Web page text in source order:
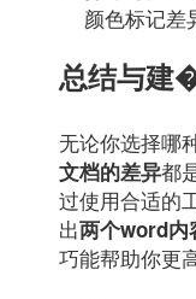
颜色标记差
总结与
无论你选择哪
文档的差异都
过使用合适的
出两个word内
巧能帮助你更